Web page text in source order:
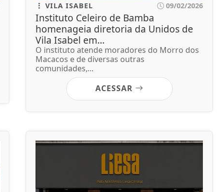
VILA ISABEL 09/02/2026
Instituto Celeiro de Bamba
homenageia diretoria da Unidos de
Vila Isabel em...
O instituto atende moradores do Morro dos
Macacos e de diversas outras
comunidades,...
ACESSAR